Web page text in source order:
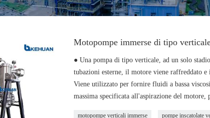
Motopompe immerse di tipo
● Una pompa di tipo verticale, ad un solo
tubazioni esterne, il motore viene raffreddato
Viene utilizzato per fornire fluidi a bassa
massima specificata all'aspirazione del
motopompe verticali immerse pompe inscatolate